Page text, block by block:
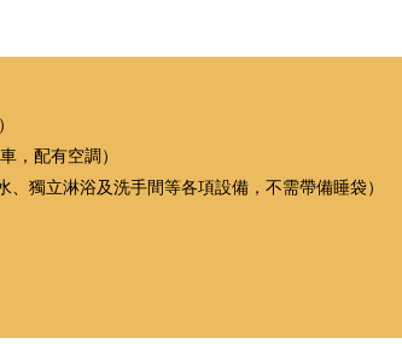
，配有空調）
獨立淋浴及洗手間等各項設備，不需帶備睡袋）